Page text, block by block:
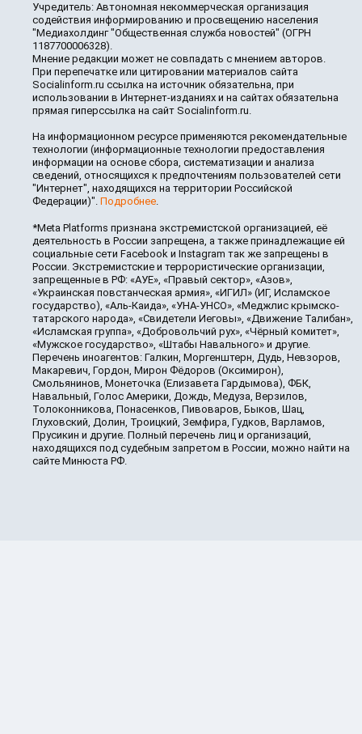
Учредитель: Автономная некоммерческая организация
содействия информированию и просвещению населения
"Медиахолдинг "Общественная служба новостей" (ОГРН
1187700006328).
Мнение редакции может не совпадать с мнением авторов.
При перепечатке или цитировании материалов сайта
Socialinform.ru ссылка на источник обязательна, при
использовании в Интернет-изданиях и на сайтах обязательна
прямая гиперссылка на сайт Socialinform.ru.
На информационном ресурсе применяются рекомендательные
технологии (информационные технологии предоставления
информации на основе сбора, систематизации и анализа
сведений, относящихся к предпочтениям пользователей сети
"Интернет", находящихся на территории Российской
Федерации)". Подробнее.
*Meta Platforms признана экстремистской организацией, её
деятельность в России запрещена, а также принадлежащие ей
социальные сети Facebook и Instagram так же запрещены в
России. Экстремистские и террористические организации,
запрещенные в РФ: «АУЕ», «Правый сектор», «Азов»,
«Украинская повстанческая армия», «ИГИЛ» (ИГ, Исламское
государство), «Аль-Каида», «УНА-УНСО», «Меджлис крымско-
татарского народа», «Свидетели Иеговы», «Движение Талибан»,
«Исламская группа», «Добровольчий рух», «Чёрный комитет»,
«Мужское государство», «Штабы Навального» и другие.
Перечень иноагентов: Галкин, Моргенштерн, Дудь, Невзоров,
Макаревич, Гордон, Мирон Фёдоров (Оксимирон),
Смольянинов, Монеточка (Елизавета Гардымова), ФБК,
Навальный, Голос Америки, Дождь, Медуза, Верзилов,
Толоконникова, Понасенков, Пивоваров, Быков, Шац,
Глуховский, Долин, Троицкий, Земфира, Гудков, Варламов,
Прусикин и другие. Полный перечень лиц и организаций,
находящихся под судебным запретом в России, можно найти на
сайте Минюста РФ.